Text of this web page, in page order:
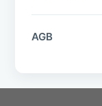
AGB